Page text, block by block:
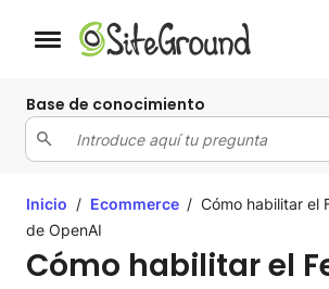
Botón de navegación móvil
Base de conocimiento
Inicio / Ecommerce / Cómo habilitar el
de OpenAI
Cómo habilitar el